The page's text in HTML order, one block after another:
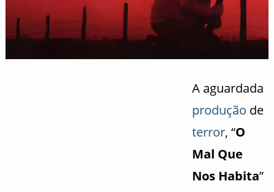
A aguardada
produção de
terror, “O
Mal Que
Nos Habita”